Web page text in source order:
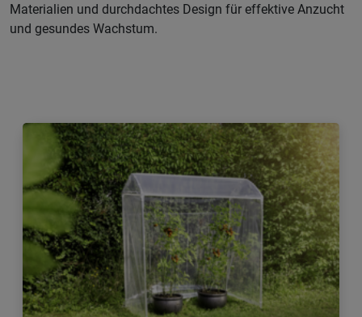
Materialien und durchdachtes Design für effektive Anzucht
und gesundes Wachstum.